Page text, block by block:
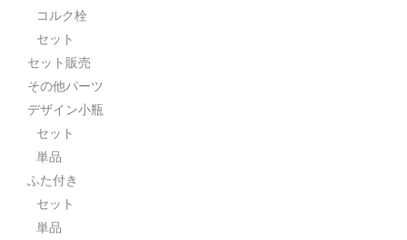
コルク栓
セット
セット販売
その他パーツ
デザイン小瓶
セット
単品
ふた付き
セット
単品